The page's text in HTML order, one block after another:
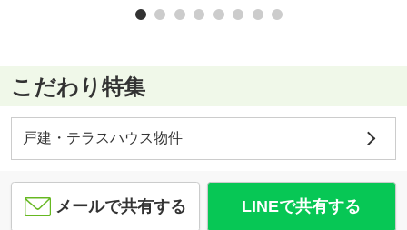
こだわり特集
戸建・テラスハウス物件
メールで共有する LINEで共有する